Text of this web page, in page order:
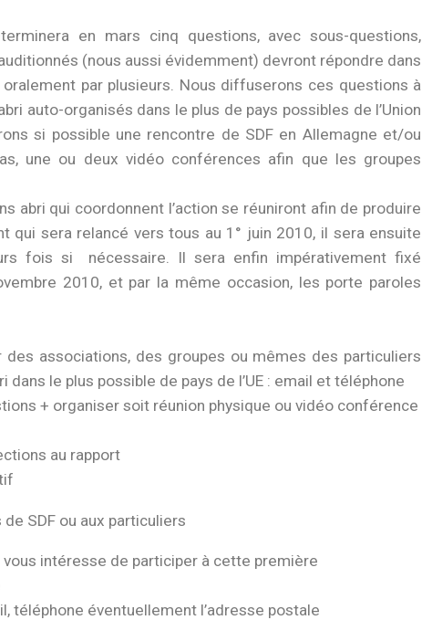
en mars cinq questions, avec sous-questions,
(nous aussi évidemment) devront répondre dans
par plusieurs. Nous diffuserons ces questions à
auto-organisés dans le plus de pays possibles de l’Union
si possible une rencontre de SDF en Allemagne et/ou
une ou deux vidéo conférences afin que les groupes
abri qui coordonnent l’action se réuniront afin de produire
qui sera relancé vers tous au 1° juin 2010, il sera ensuite
fois si nécessaire. Il sera enfin impérativement fixé
2010, et par la même occasion, les porte paroles
associations, des groupes ou mêmes des particuliers
dans le plus possible de pays de l’UE : email et téléphone
+ organiser soit réunion physique ou vidéo conférence
au rapport
SDF ou aux particuliers
intéresse de participer à cette première
téléphone éventuellement l’adresse postale